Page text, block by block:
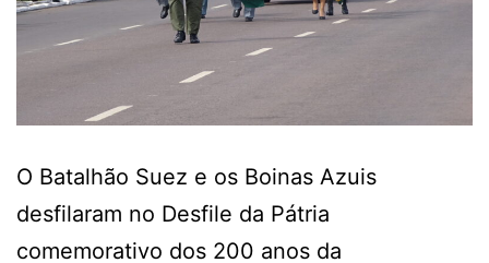
O Batalhão Suez e os Boinas Azuis
desfilaram no Desfile da Pátria
comemorativo dos 200 anos da